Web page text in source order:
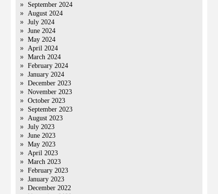
September 2024
August 2024
July 2024
June 2024
May 2024
April 2024
March 2024
February 2024
January 2024
December 2023
November 2023
October 2023
September 2023
August 2023
July 2023
June 2023
May 2023
April 2023
March 2023
February 2023
January 2023
December 2022